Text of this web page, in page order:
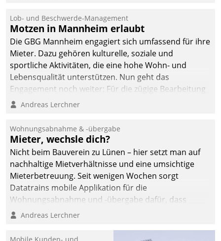
Lob- und Beschwerde-Management
Motzen in Mannheim erlaubt
Die GBG Mannheim engagiert sich umfassend für ihre
Mieter. Dazu gehören kulturelle, soziale und
sportliche Aktivitäten, die eine hohe Wohn- und
Lebensqualität unterstützen. Nun geht das
Engagement noch weiter: Für die zügige Bearbeitung
von Beschwerden – oder Lob – richtet das
und Beschwerde-Management einen eigenen Kanal
ein.
Andreas Lerchner
Wohnungsabnahme & -übergabe
Mieter, wechsle dich?
Nicht beim Bauverein zu Lünen – hier setzt man auf
nachhaltige Mietverhältnisse und eine umsichtige
Mieterbetreuung. Seit wenigen Wochen sorgt
Datatrains mobile Applikation für die
Wohnungsabnahme und -übergabe dafür, dass
Mieter wohlgeordnet kommen und, so es sein muss,
Andreas Lerchner
Mobile Kunden- und